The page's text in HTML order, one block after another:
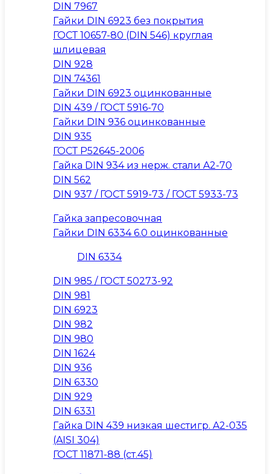
DIN 7967
Гайки DIN 6923 без покрытия
ГОСТ 10657-80 (DIN 546) круглая
шлицевая
DIN 928
DIN 74361
Гайки DIN 6923 оцинкованные
DIN 439 / ГОСТ 5916-70
Гайки DIN 936 оцинкованные
DIN 935
ГОСТ Р52645-2006
Гайка DIN 934 из нерж. стали A2-70
DIN 562
DIN 937 / ГОСТ 5919-73 / ГОСТ 5933-73
Гайка запресовочная
Гайки DIN 6334 6.0 оцинкованные
DIN 6334
DIN 985 / ГОСТ 50273-92
DIN 981
DIN 6923
DIN 982
DIN 980
DIN 1624
DIN 936
DIN 6330
DIN 929
DIN 6331
Гайка DIN 439 низкая шестигр. A2-035
(AISI 304)
ГОСТ 11871-88 (ст.45)